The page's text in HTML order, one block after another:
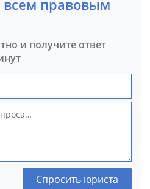
всем правовым
и получите ответ
Спросить юриста